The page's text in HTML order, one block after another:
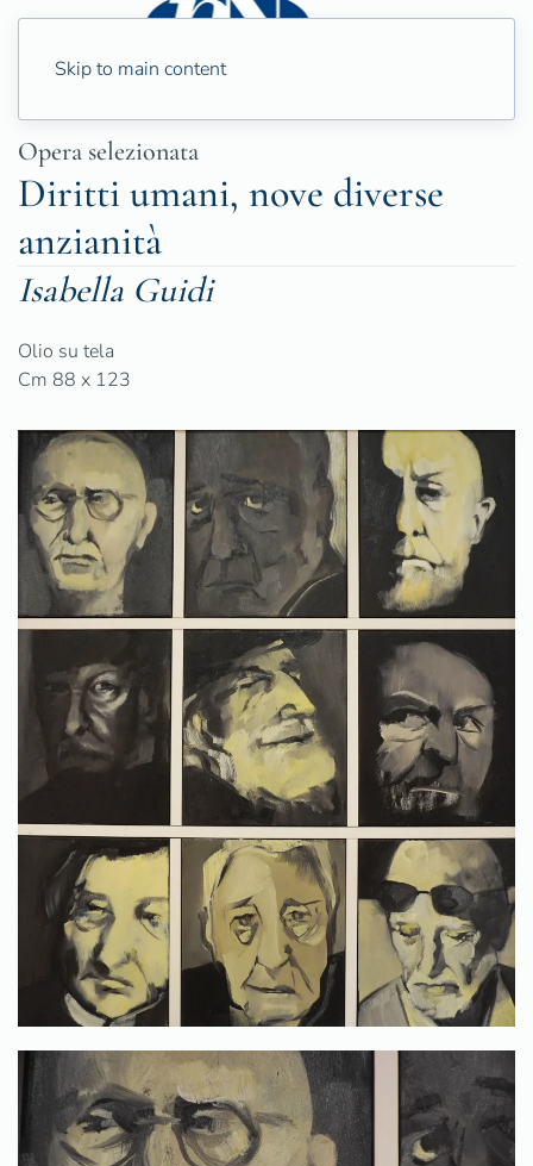
Skip to main content
Opera selezionata
Diritti umani, nove diverse
anzianità
Isabella Guidi
Olio su tela
Cm 88 x 123
Ingrandisci